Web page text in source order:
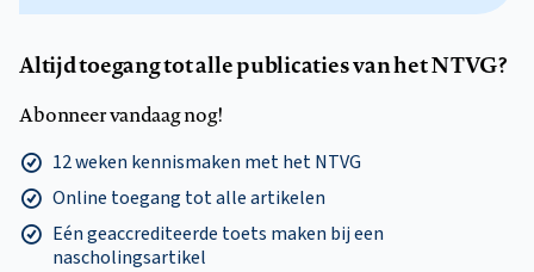
Altijd toegang tot alle publicaties van het NTVG?
Abonneer vandaag nog!
12 weken kennismaken met het NTVG
Online toegang tot alle artikelen
Eén geaccrediteerde toets maken bij een
nascholingsartikel